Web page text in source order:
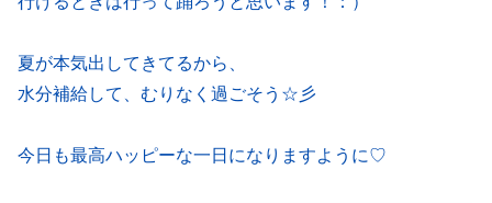
夏が本気出してきてるから、
水分補給して、むりなく過ごそう☆彡
今日も最高ハッピーな一日になりますように♡